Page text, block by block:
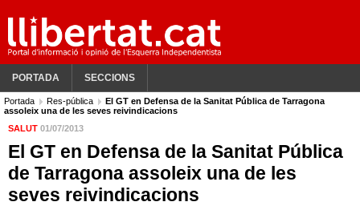
PORTADA SECCIONS
Portada Res-pública
El GT en Defensa de la Sanitat Pública de Tarragona
assoleix una de les seves reivindicacions
SALUT 01/07/2013
El GT en Defensa de la Sanitat Pública
de Tarragona assoleix una de les
seves reivindicacions